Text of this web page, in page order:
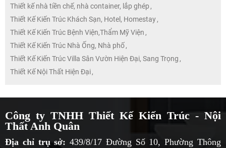
Thiết kế nhà tiền chế, nhà container, lắp ghép ,
Thiết Kế Kiến Trúc Khách Sạn, Hotel, Homestay,
Thiết Kế Kiến Trúc Bệnh Viện,Thẩm Mỹ Viện ,
Thiết Kế Kiến Trúc Nhà Ống, Nhà phố,
Thiết Kế Kiến Trúc Villa Sân Vườn Hiện Đại, Sang Trọng ,
Thiết Kế Nội Thất Hiện Đại,
Công ty TNHH Thiết Kế Kiến Trúc - Nội
Thất Anh Quân
Địa chỉ trụ sở: 439/8/17 Đường Số 10, Phường Thông